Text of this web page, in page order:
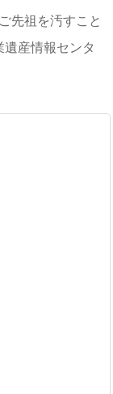
先祖を汚すこと
産情報センタ